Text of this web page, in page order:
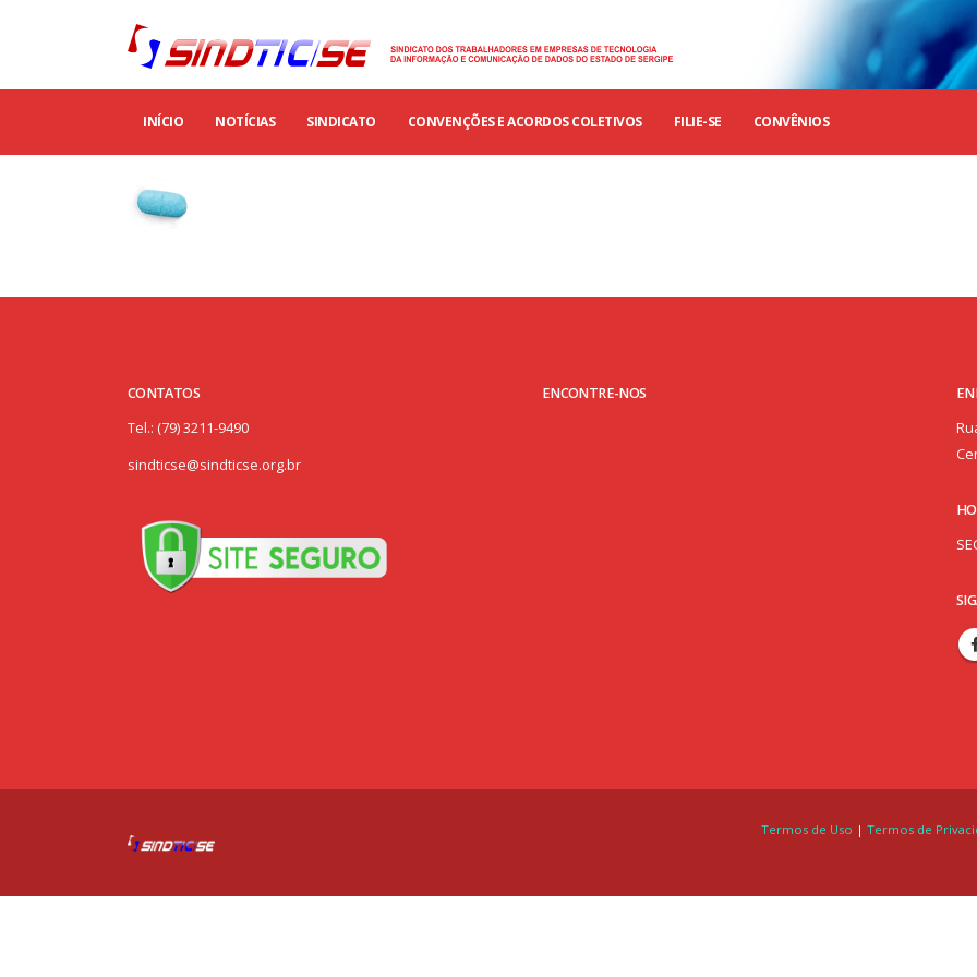
INÍCIO NOTÍCIAS SINDICATO CONVENÇÕES E ACORDOS COLETIVOS FILIE-SE CONVÊNIOS
CONTATOS
Tel.: (79) 3211-9490
sindticse@sindticse.org.br
ENCONTRE-NOS
Termos de Uso | Termos de